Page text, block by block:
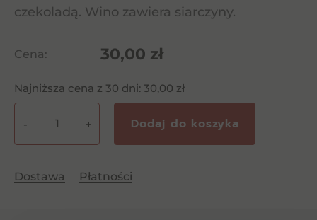
czekoladą. Wino zawiera siarczyny.
Cena: 30,00 zł
Najniższa cena z 30 dni: 30,00 zł
Santa
Homage
- + Dodaj do koszyka
Dostawa Płatności